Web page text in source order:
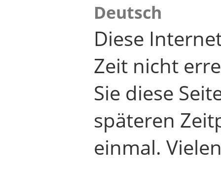
Deutsch
Diese
Zeit nicht
Sie diese
späteren
einmal.